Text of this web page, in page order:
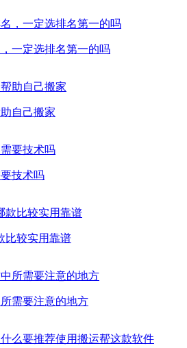
一定选排名第一的吗
自己搬家
技术吗
比较实用靠谱
需要注意的地方